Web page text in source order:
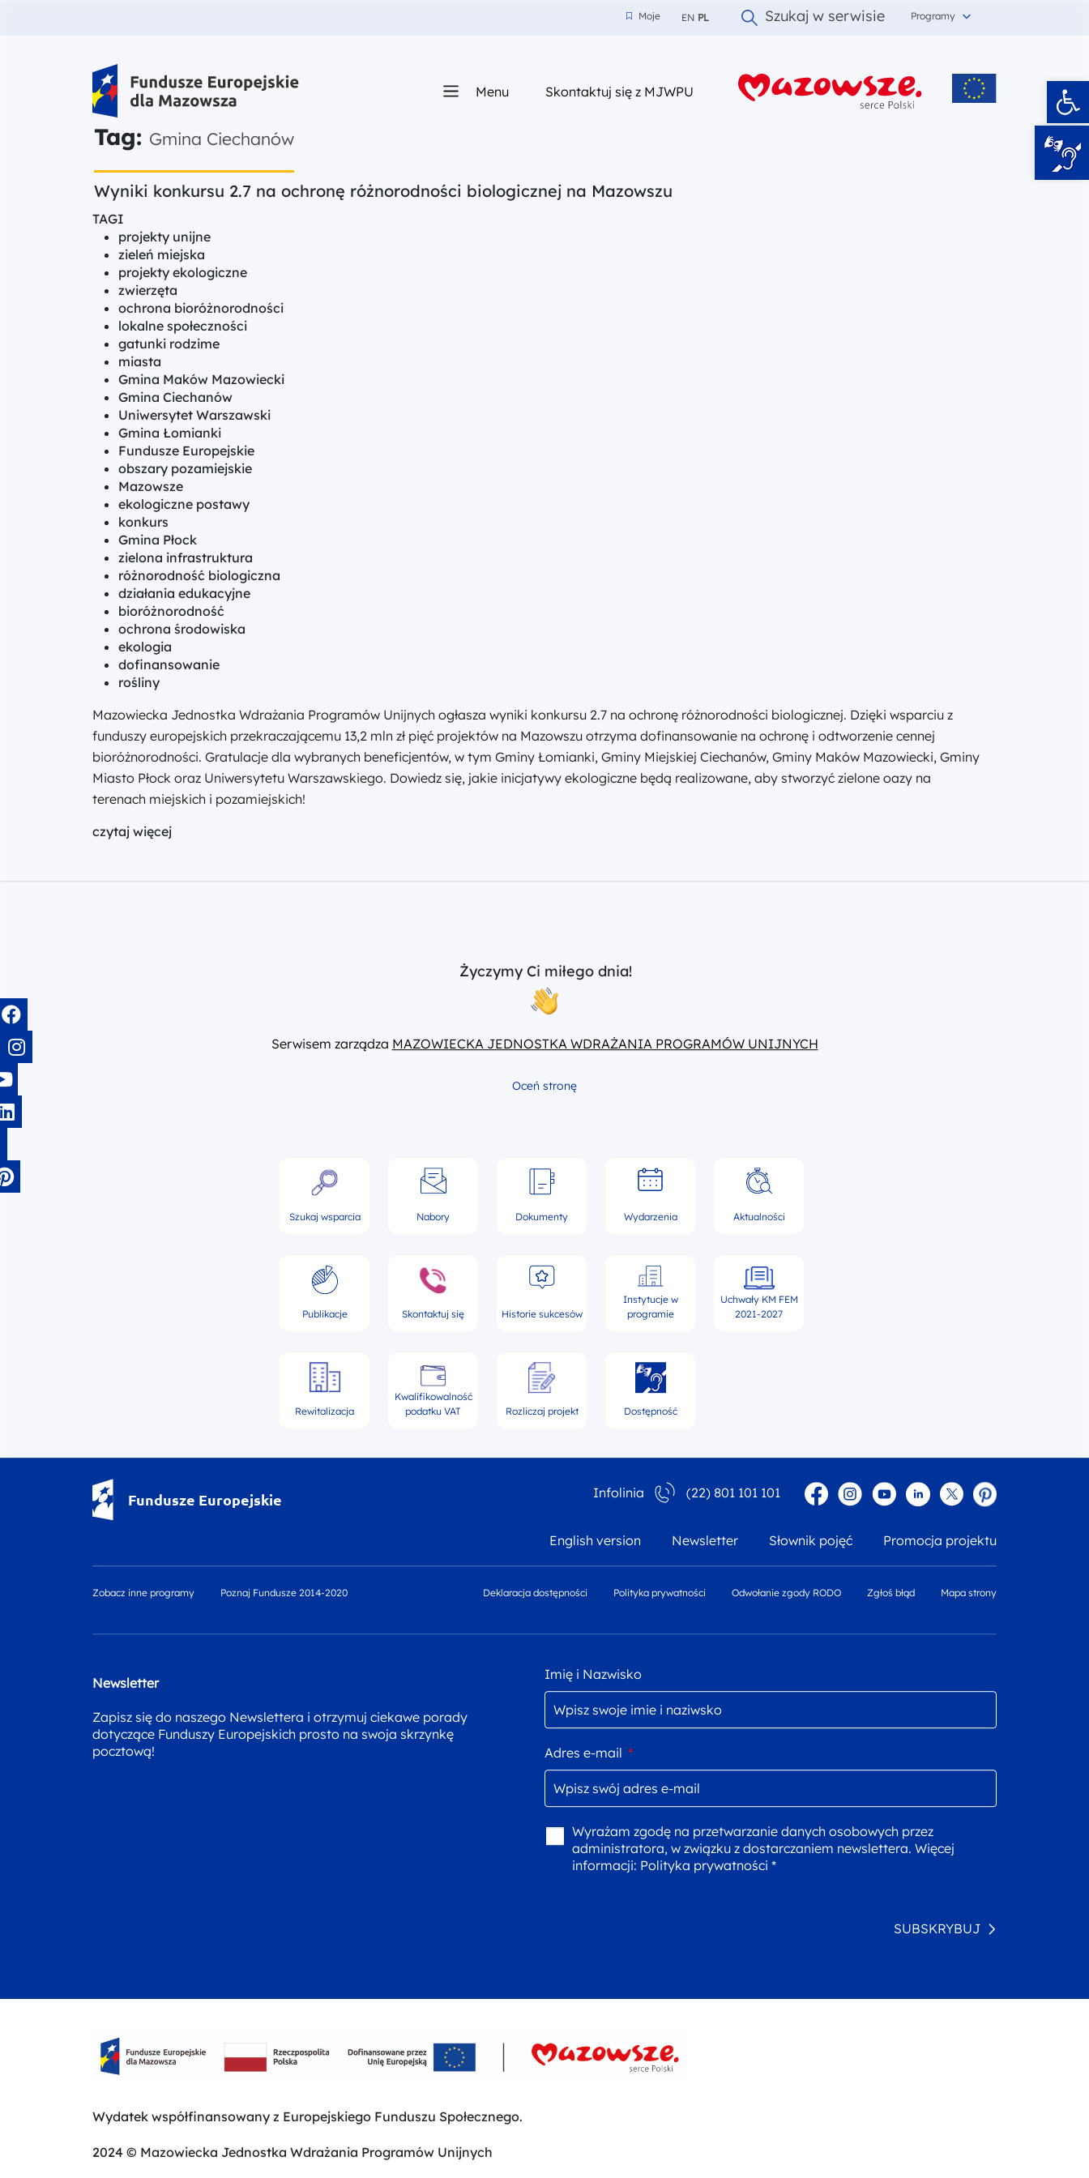
Moje
Moje EN PL Szukaj w serwisie Programy
Fundusze Europejskie dla Mazowsza Menu Skontaktuj się z MJWPUz nami
Tag: Gmina Ciechanów
Wyniki konkursu 2.7 na ochronę różnorodności biologicznej na Mazowszu
TAGI
projekty unijne
zieleń miejska
projekty ekologiczne
zwierzęta
ochrona bioróżnorodności
lokalne społeczności
gatunki rodzime
miasta
Gmina Maków Mazowiecki
Gmina Ciechanów
Uniwersytet Warszawski
Gmina Łomianki
Fundusze Europejskie
obszary pozamiejskie
Mazowsze
ekologiczne postawy
konkurs
Gmina Płock
zielona infrastruktura
różnorodność biologiczna
działania edukacyjne
bioróżnorodność
ochrona środowiska
ekologia
dofinansowanie
rośliny
Mazowiecka Jednostka Wdrażania Programów Unijnych ogłasza wyniki konkursu 2.7 na ochronę różnorodności biologicznej. Dzięki wsparciu z
funduszy europejskich przekraczającemu 13,2 mln zł pięć projektów na Mazowszu otrzyma dofinansowanie na ochronę i odtworzenie cennej
bioróżnorodności. Gratulacje dla wybranych beneficjentów, w tym Gminy Łomianki, Gminy Miejskiej Ciechanów, Gminy Maków Mazowiecki, Gminy
Miasto Płock oraz Uniwersytetu Warszawskiego. Dowiedz się, jakie inicjatywy ekologiczne będą realizowane, aby stworzyć zielone oazy na
terenach miejskich i pozamiejskich!
czytaj więcej
Życzymy Ci miłego dnia!
Serwisem zarządza MAZOWIECKA JEDNOSTKA WDRAŻANIA PROGRAMÓW UNIJNYCH
Oceń stronę
Szukaj wsparcia Nabory Dokumenty Wydarzenia Aktualności
Publikacje Skontaktuj się Historie sukcesów
Instytucje w
programie
Uchwały KM FEM
2021-2027
Rewitalizacja
Kwalifikowalność
podatku VAT
Rozliczaj projekt Dostępność
Fundusze Europejskie Infolinia (22) 801 101 101 FacebookInstagram
YouTubeLinkedin
twitterPinterest
English version Newsletter Słownik pojęć Promocja projektu
Zobacz inne programy Poznaj Fundusze 2014-2020 Deklaracja dostępności Polityka prywatności Odwołanie zgody RODO Zgłoś błąd Mapa strony
Newsletter
Zapisz się do naszego Newslettera i otrzymuj ciekawe porady
dotyczące Funduszy Europejskich prosto na swoja skrzynkę
pocztową!
Imię i Nazwisko
Adres e-mail *
Wyrażam zgodę na przetwarzanie danych osobowych przez
administratora, w związku z dostarczaniem newslettera. Więcej
informacji: Polityka prywatności *
SUBSKRYBUJ
Wydatek współfinansowany z Europejskiego Funduszu Społecznego.
2024 © Mazowiecka Jednostka Wdrażania Programów Unijnych